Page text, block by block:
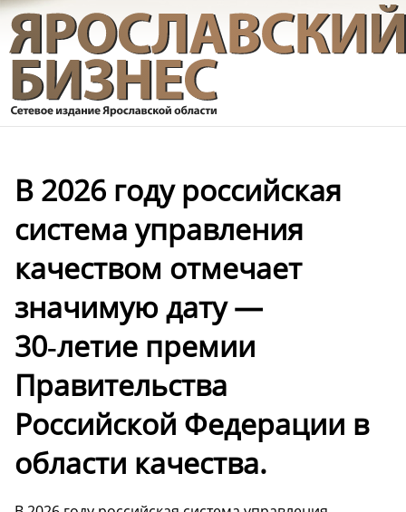
В 2026 году российская
система управления
качеством отмечает
значимую дату —
30‑летие премии
Правительства
Российской Федерации в
области качества.